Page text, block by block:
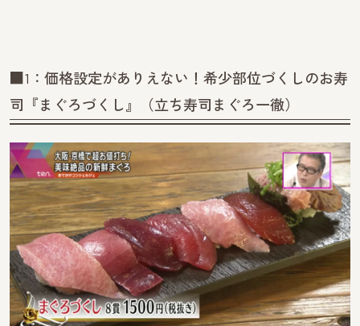
■1：価格設定がありえない！希少部位づくしのお寿
司『まぐろづくし』（立ち寿司まぐろ一徹）